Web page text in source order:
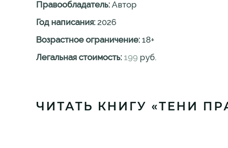
Правообладатель: Автор
Год написания: 2026
Возрастное ограничение: 18+
Легальная стоимость: 199 руб.
ЧИТАТЬ КНИГУ «ТЕНИ